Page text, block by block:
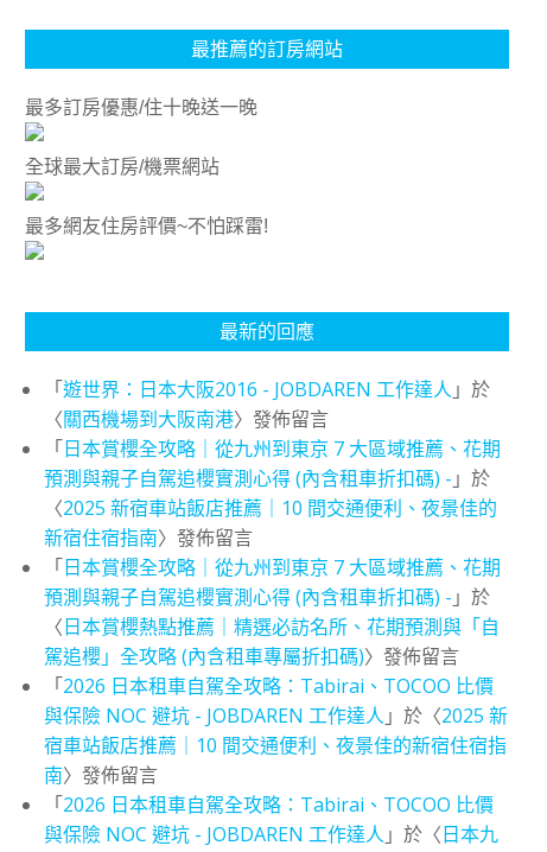
最推薦的訂房網站
最多訂房優惠/住十晚送一晚
全球最大訂房/機票網站
最多網友住房評價~不怕踩雷!
最新的回應
「遊世界：日本大阪2016 - JOBDAREN 工作達人 」於
〈關西機場到大阪南港〉發佈留言
「日本賞櫻全攻略｜從九州到東京 7 大區域推薦、花期
預測與親子自駕追櫻實測心得 (內含租車折扣碼) - 」於
〈2025 新宿車站飯店推薦｜10 間交通便利、夜景佳的
新宿住宿指南〉發佈留言
「日本賞櫻全攻略｜從九州到東京 7 大區域推薦、花期
預測與親子自駕追櫻實測心得 (內含租車折扣碼) - 」於
〈日本賞櫻熱點推薦｜精選必訪名所、花期預測與「自
駕追櫻」全攻略 (內含租車專屬折扣碼)〉發佈留言
「2026 日本租車自駕全攻略：Tabirai、TOCOO 比價
與保險 NOC 避坑 - JOBDAREN 工作達人 」於〈2025 新
宿車站飯店推薦｜10 間交通便利、夜景佳的新宿住宿指
南〉發佈留言
「2026 日本租車自駕全攻略：Tabirai、TOCOO 比價
與保險 NOC 避坑 - JOBDAREN 工作達人 」於〈日本九